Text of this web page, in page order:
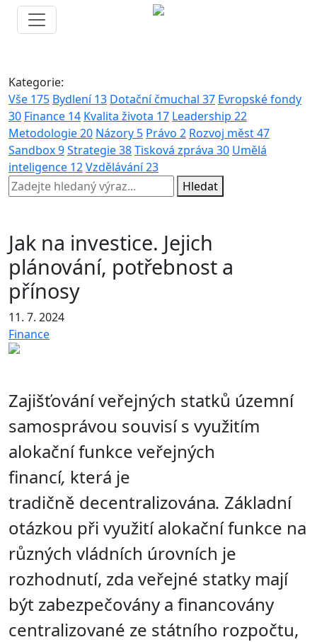
Kategorie:
Vše 175 Bydlení13 Dotační čmuchal 37 Evropské fondy
30 Finance 14 Kvalita života 17 Leadership 22
Metodologie20 Názory 5 Právo 2 Rozvoj měst47
Sandbox9Strategie38Tisková zpráva 30 Umělá
inteligence 12Vzdělávání23
Hledat
Jak na investice. Jejich
plánování, potřebnost a
přínosy
11. 7. 2024
Finance
Zajišťování veřejných statků územní
samosprávou souvisí s využitím
alokační funkce veřejných
financí, která je
tradičně decentralizována. Základní
otázkou při využití alokační funkce na
různých vládních úrovních je
rozhodnutí, zda veřejné statky mají
být zabezpečovány a financovány
centralizované ze státního rozpočtu,